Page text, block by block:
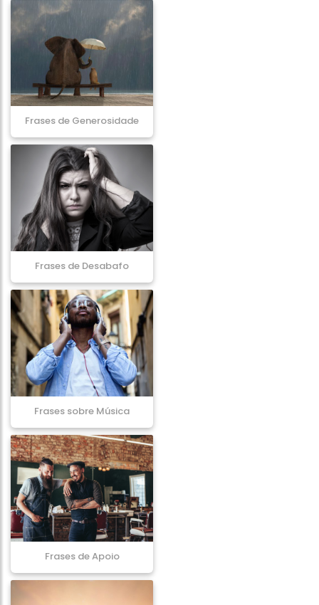
Frases de Generosidade
Frases de Desabafo
Frases sobre Música
Frases de Apoio